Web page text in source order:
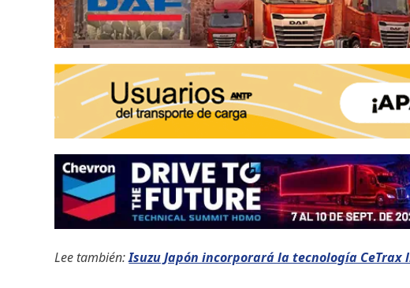
Lee también:Isuzu Japón incorporará la tecnología CeTrax